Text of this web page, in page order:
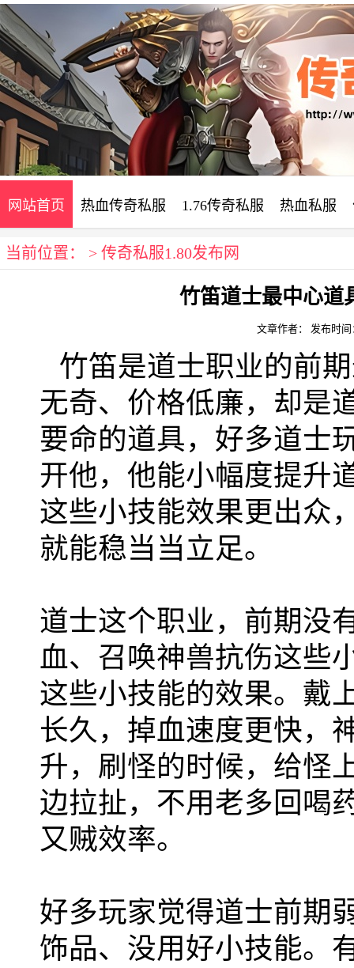
网站首页 热血传奇私服 1.76传奇私服 热血私服
当前位置： > 传奇私服1.80发布网
竹笛道士最中心道
文章作者： 发布时间
竹笛是道士职业的前
无奇、价格低廉，却是
要命的道具，好多道士
开他，他能小幅度提升
这些小技能效果更出众
就能稳当当立足。
道士这个职业，前期没
血、召唤神兽抗伤这些
这些小技能的效果。戴
长久，掉血速度更快，
升，刷怪的时候，给怪
边拉扯，不用老多回喝
又贼效率。
好多玩家觉得道士前期
饰品、没用好小技能。